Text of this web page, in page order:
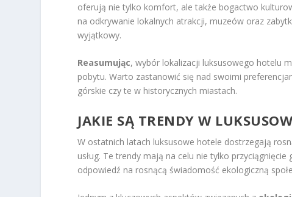
oferują nie tylko komfort, ale także bogactwo
na odkrywanie lokalnych atrakcji, muzeów oraz
wyjątkowy.
Reasumując, wybór lokalizacji luksusowego hotelu
pobytu. Warto zastanowić się nad swoimi
górskie czy te w historycznych miastach.
JAKIE SĄ TRENDY W
W ostatnich latach luksusowe hotele dostrzegają
usług. Te trendy mają na celu nie tylko
odpowiedź na rosnącą świadomość ekologiczną